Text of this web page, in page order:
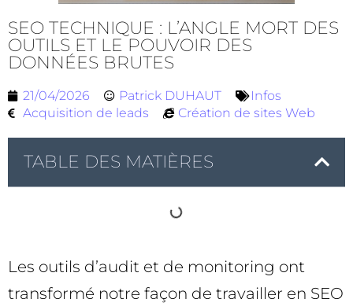
SEO TECHNIQUE : L’ANGLE MORT DES
OUTILS ET LE POUVOIR DES
DONNÉES BRUTES
21/04/2026 Patrick DUHAUT
Infos
Acquisition de leads
Création de sites Web
TABLE DES MATIÈRES
Les outils d’audit et de monitoring ont
transformé notre façon de travailler en SEO